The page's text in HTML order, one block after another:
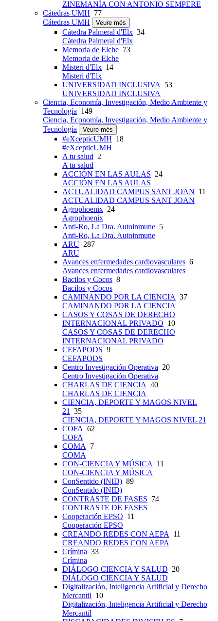
ZINEMANÍA CON ANTONIO SEMPERE
Cátedras UMH 77
Cátedras UMH
Veure més
Cátedra Palmeral d'Elx 34
Cátedra Palmeral d'Elx
Memoria de Elche 73
Memoria de Elche
Misteri d'Elx 14
Misteri d'Elx
UNIVERSIDAD INCLUSIVA
53
UNIVERSIDAD INCLUSIVA
Ciencia, Economía, Investigación, Medio Ambiente y
Tecnología 149
Ciencia, Economía, Investigación, Medio Ambiente y
Tecnología
Veure més
#eXcepticUMH 18
#eXcepticUMH
A tu salud 2
A tu salud
ACCIÓN EN LAS AULAS 24
ACCIÓN EN LAS AULAS
ACTUALIDAD CAMPUS SANT JOAN 11
ACTUALIDAD CAMPUS SANT JOAN
Agrophoenix 24
Agrophoenix
Anti-Ro, La Dra. Autoinmune 5
Anti-Ro, La Dra. Autoinmune
ARU 287
ARU
Avances enfermedades cardiovasculares 6
Avances enfermedades cardiovasculares
Bacilos y Cocos 8
Bacilos y Cocos
CAMINANDO POR LA CIENCIA 37
CAMINANDO POR LA CIENCIA
CASOS Y COSAS DE DERECHO
INTERNACIONAL PRIVADO 10
CASOS Y COSAS DE DERECHO
INTERNACIONAL PRIVADO
CEFAPODS 9
CEFAPODS
Centro Investigación Operativa 20
Centro Investigación Operativa
CHARLAS DE CIENCIA 40
CHARLAS DE CIENCIA
CIENCIA, DEPORTE Y MAGOS NIVEL
21
35
CIENCIA, DEPORTE Y MAGOS NIVEL 21
COFA 62
COFA
COMA
7
COMA
CON-CIENCIA Y MÚSICA
11
CON-CIENCIA Y MÚSICA
ConSentido (INID) 89
ConSentido (INID)
CONTRASTE DE FASES 74
CONTRASTE DE FASES
Cooperación EPSO 11
Cooperación EPSO
CREANDO REDES CON AEPA
11
CREANDO REDES CON AEPA
Crímina 33
Crímina
DIÁLOGO CIENCIA Y SALUD 20
DIÁLOGO CIENCIA Y SALUD
Digitalización, Inteligencia Artificial y Derecho
Mercantil 10
Digitalización, Inteligencia Artificial y Derecho
Mercantil